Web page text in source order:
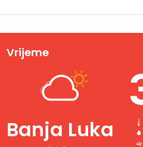
Vrijeme
Banja Luka